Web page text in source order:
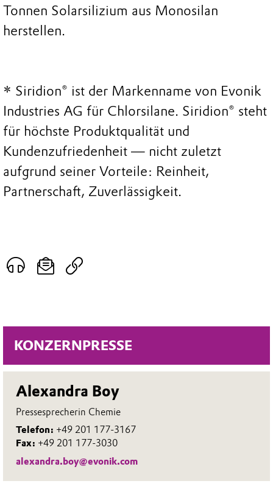
KONZERNPRESSE
Alexandra Boy
Pressesprecherin Chemie
Telefon: +49 201 177-3167
Fax: +49 201 177-3030
alexandra.boy@evonik.com
Tonnen Solarsilizium aus Monosilan
herstellen.
* Siridion® ist der Markenname von Evonik
Industries AG für Chlorsilane. Siridion® steht
für höchste Produktqualität und
Kundenzufriedenheit ― nicht zuletzt
aufgrund seiner Vorteile: Reinheit,
Partnerschaft, Zuverlässigkeit.